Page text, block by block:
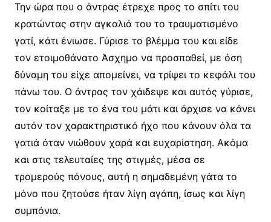
Την ώρα που ο άντρας έτρεχε προς το σπίτι του
κρατώντας στην αγκαλιά του το τραυματισμένο
γατί, κάτι ένιωσε. Γύρισε το βλέμμα του και είδε
τον ετοιμοθάνατο Άσχημο να προσπαθεί, με όση
δύναμη του είχε απομείνει, να τρίψει το κεφάλι του
πάνω του. Ο άντρας τον χάιδεψε και αυτός γύρισε,
τον κοίταξε με το ένα του μάτι και άρχισε να κάνει
αυτόν τον χαρακτηριστικό ήχο που κάνουν όλα τα
γατιά όταν νιώθουν χαρά και ευχαρίστηση. Ακόμα
και στις τελευταίες της στιγμές, μέσα σε
τρομερούς πόνους, αυτή η σημαδεμένη γάτα το
μόνο που ζητούσε ήταν λίγη αγάπη, ίσως και λίγη
συμπόνια.